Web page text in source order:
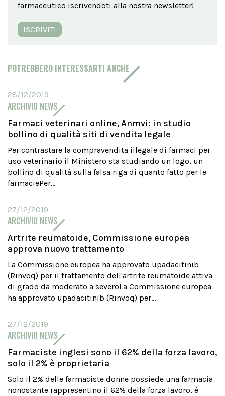
farmaceutico iscrivendoti alla nostra newsletter!
ISCRIVITI
POTREBBERO INTERESSARTI ANCHE
28/12/2019
ARCHIVIO NEWS
Farmaci veterinari online, Anmvi: in studio
bollino di qualità siti di vendita legale
Per contrastare la compravendita illegale di farmaci per
uso veterinario il Ministero sta studiando un logo, un
bollino di qualità sulla falsa riga di quanto fatto per le
farmaciePer...
27/12/2019
ARCHIVIO NEWS
Artrite reumatoide, Commissione europea
approva nuovo trattamento
La Commissione europea ha approvato upadacitinib
(Rinvoq) per il trattamento dell'artrite reumatoide attiva
di grado da moderato a severoLa Commissione europea
ha approvato upadacitinib (Rinvoq) per...
27/12/2019
ARCHIVIO NEWS
Farmaciste inglesi sono il 62% della forza lavoro,
solo il 2% è proprietaria
Solo il 2% delle farmaciste donne possiede una farmacia
nonostante rappresentino il 62% della forza lavoro, è